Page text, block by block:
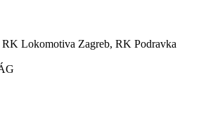
Lokomotiva Zagreb, RK Podravka